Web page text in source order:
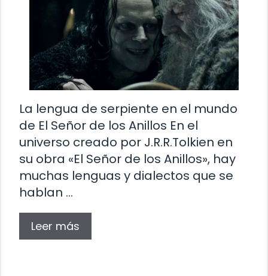
La lengua de serpiente en el mundo
de El Señor de los Anillos En el
universo creado por J.R.R.Tolkien en
su obra «El Señor de los Anillos», hay
muchas lenguas y dialectos que se
hablan …
Leer más